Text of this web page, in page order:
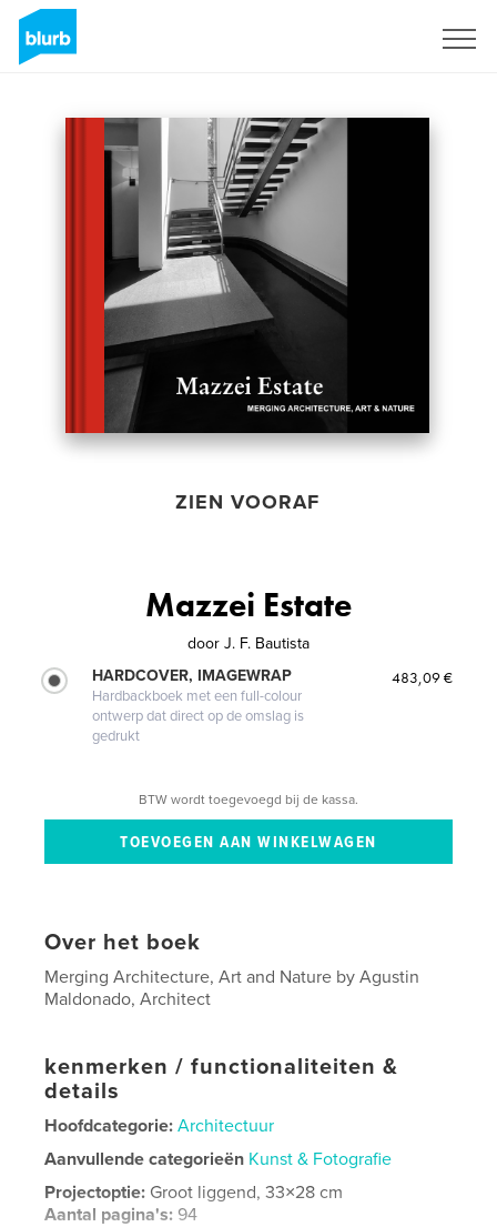
ZIEN VOORAF
Mazzei Estate
door J. F. Bautista
HARDCOVER, IMAGEWRAP
Hardbackboek met een full-colour
ontwerp dat direct op de omslag is
gedrukt
483,09 €
BTW wordt toegevoegd bij de kassa.
Over het boek
Merging Architecture, Art and Nature by Agustin
Maldonado, Architect
kenmerken / functionaliteiten &
details
Hoofdcategorie: Architectuur
Aanvullende categorieën Kunst & Fotografie
Projectoptie: Groot liggend, 33×28 cm
Aantal pagina's: 94